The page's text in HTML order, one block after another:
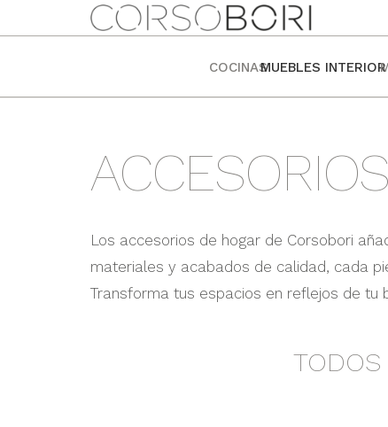
COCINASMUEBLES INTERIOR
ACCESORIOS
Los accesorios de hogar de Corsobori
materiales y acabados de calidad, cada
Transforma tus espacios en reflejos de tu
TODOS